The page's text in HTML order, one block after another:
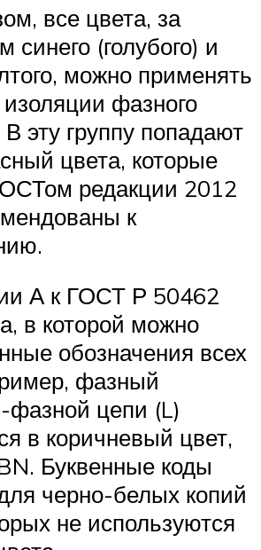
все цвета, за
синего (голубого) и
можно применять
фазного
эту группу попадают
цвета, которые
редакции 2012
к
А к ГОСТ Р 50462
в которой можно
обозначения всех
фазный
фазной цепи (L)
в коричневый цвет,
Буквенные коды
черно-белых копий
не используются